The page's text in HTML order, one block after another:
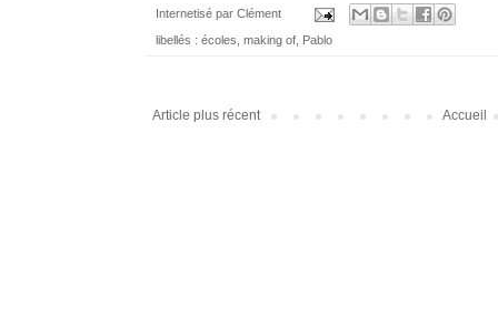
Internetisé par Clément
libellés : écoles, making of, Pablo
Article plus récent Accueil